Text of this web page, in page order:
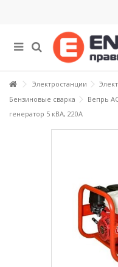
Электростанции
Бензиновые сварка
Вепрь
генератор 5 кВА, 220А